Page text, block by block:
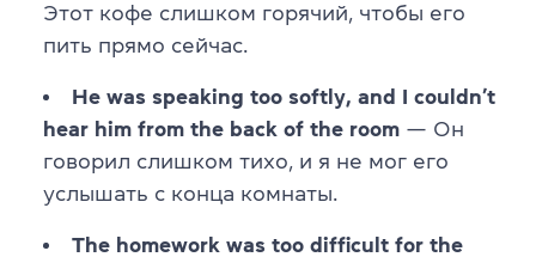
Этот кофе слишком горячий, чтобы его
пить прямо сейчас.
He was speaking too softly, and I couldn’t
hear him from the back of the room — Он
говорил слишком тихо, и я не мог его
услышать с конца комнаты.
The homework was too difficult for the